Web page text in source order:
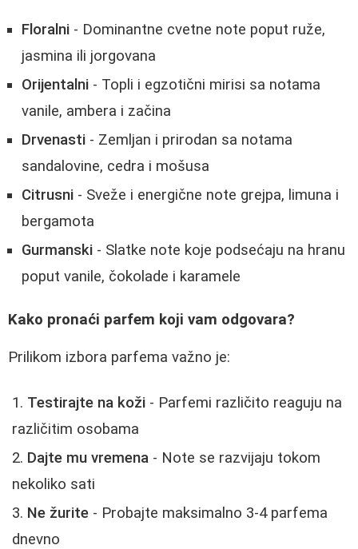
Floralni - Dominantne cvetne note poput ruže,
jasmina ili jorgovana
Orijentalni - Topli i egzotični mirisi sa notama
vanile, ambera i začina
Drvenasti - Zemljan i prirodan sa notama
sandalovine, cedra i mošusa
Citrusni - Sveže i energične note grejpa, limuna i
bergamota
Gurmanski - Slatke note koje podsećaju na hranu
poput vanile, čokolade i karamele
Kako pronaći parfem koji vam odgovara?
Prilikom izbora parfema važno je:
Testirajte na koži - Parfemi različito reaguju na
različitim osobama
Dajte mu vremena - Note se razvijaju tokom
nekoliko sati
Ne žurite - Probajte maksimalno 3-4 parfema
dnevno